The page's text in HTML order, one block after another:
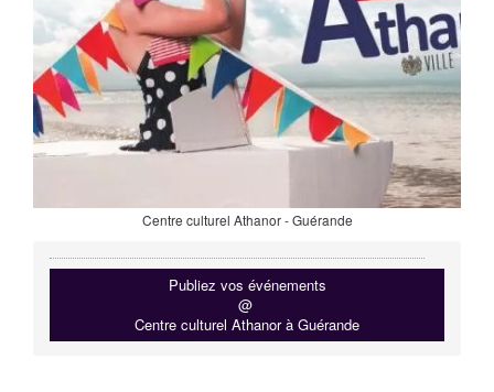
Centre culturel Athanor - Guérande
Publiez vos événements
@
Centre culturel Athanor à Guérande